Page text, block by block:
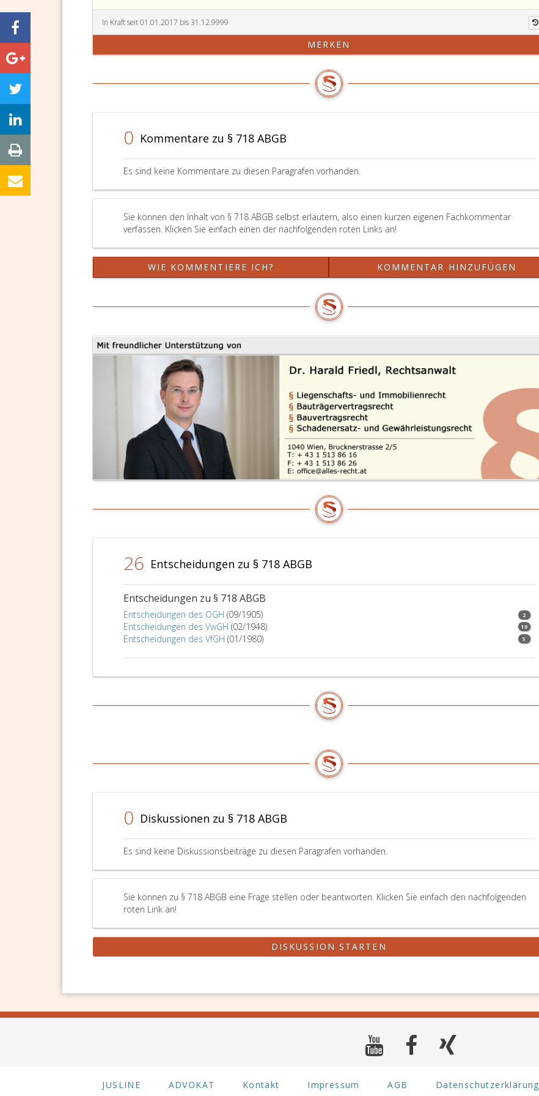
In Kraft seit 01.01.2017 bis 31.12.9999
MERKEN
0 Kommentare zu § 718 ABGB
Es sind keine Kommentare zu diesen Paragrafen vorhanden.
Sie können den Inhalt von § 718 ABGB selbst erläutern, also einen kurzen eigenen Fachkommentar
verfassen. Klicken Sie einfach einen der nachfolgenden roten Links an!
WIE KOMMENTIERE ICH? KOMMENTAR HINZUFÜGEN
26 Entscheidungen zu § 718 ABGB
Entscheidungen zu § 718 ABGB
Entscheidungen des OGH (09/1905) 2
Entscheidungen des VwGH (02/1948) 19
Entscheidungen des VfGH (01/1980) 5
0 Diskussionen zu § 718 ABGB
Es sind keine Diskussionsbeiträge zu diesen Paragrafen vorhanden.
Sie können zu § 718 ABGB eine Frage stellen oder beantworten. Klicken Sie einfach den nachfolgenden
roten Link an!
DISKUSSION STARTEN
JUSLINE ADVOKAT Kontakt Impressum AGB Datenschutzerklärung